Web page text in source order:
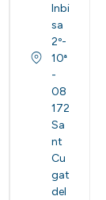
Inbi
sa
2º-
10ª
-
08
172
Sa
nt
Cu
gat
del